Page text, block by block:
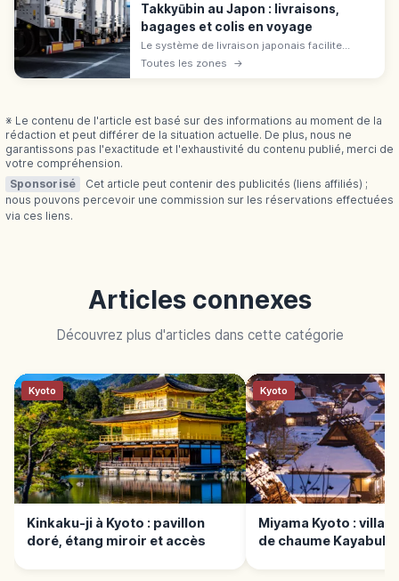
Takkyūbin au Japon : livraisons,
bagages et colis en voyage
Le système de livraison japonais facilite
achats et bagages. Guide : fonctionnement du
Toutes les zones →
※ Le contenu de l'article est basé sur des informations au moment de la
rédaction et peut différer de la situation actuelle. De plus, nous ne
garantissons pas l'exactitude et l'exhaustivité du contenu publié, merci de
votre compréhension.
Sponsorisé
Cet article peut contenir des publicités (liens affiliés) ;
nous pouvons percevoir une commission sur les réservations effectuées
via ces liens.
Articles connexes
Découvrez plus d'articles dans cette catégorie
Kyoto
Kinkaku-ji à Kyoto : pavillon
doré, étang miroir et accès
Kyoto
Miyama Kyoto :
de chaume Kayabuki